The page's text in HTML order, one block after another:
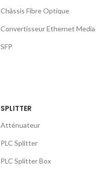
Châssis Fibre Optique
Convertisseur Ethernet Media
SFP
SPLITTER
Atténuateur
PLC Splitter
PLC Splitter Box